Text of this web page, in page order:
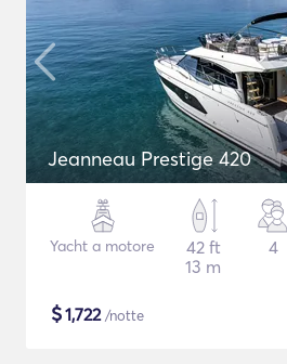
Jeanneau Prestige 420
Yacht a motore
42 ft
13 m
4
$1,722/notte